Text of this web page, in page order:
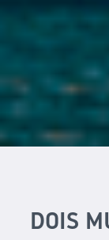
DOIS